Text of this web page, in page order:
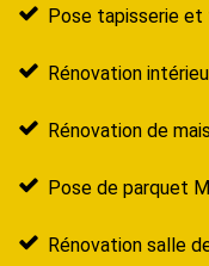
Pose tapisserie et
Rénovation
Rénovation de
Pose de parquet
Rénovation salle